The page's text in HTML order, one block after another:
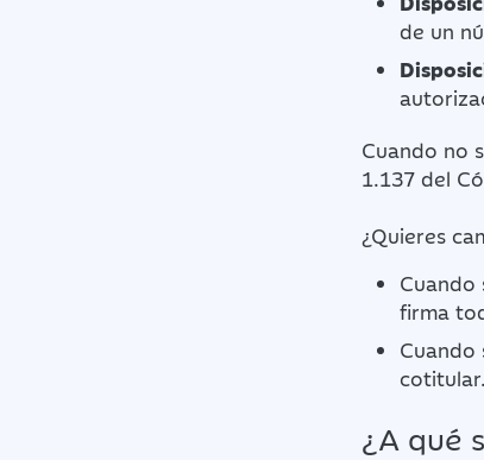
de un
Cuando no
1.137 del
¿Quieres
Cuando
firma
Cuando
cotitular.
¿A qué